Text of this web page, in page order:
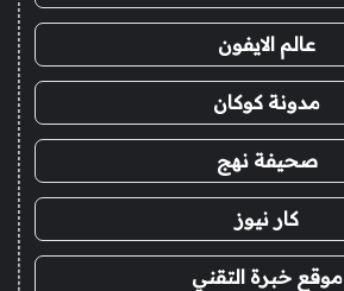
عالم الايفون
مدونة كوكان
صحيفة نهج
كار نيوز
موقع خبرة التقني